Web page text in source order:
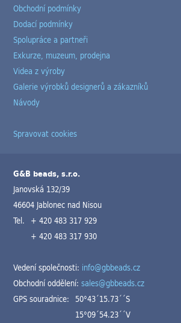
Obchodní podmínky
Dodací podmínky
Spolupráce a partneři
Exkurze, muzeum, prodejna
Videa z výroby
Galerie výrobků designerů a zákazníků
Návody
Spravovat cookies
G&B beads, s.r.o.
Janovská 132/39
46604 Jablonec nad Nisou
Tel. + 420 483 317 929
+ 420 483 317 930
Vedení společnosti: info@gbbeads.cz
Obchodní oddělení:sales@gbbeads.cz
GPS souradnice: 50°43´15.73´´S
15°09´54.23´´V